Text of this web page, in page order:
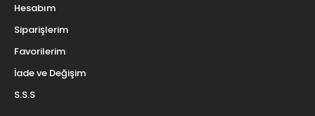
Hesabım
Siparişlerim
Favorilerim
İade ve Değişim
S.S.S